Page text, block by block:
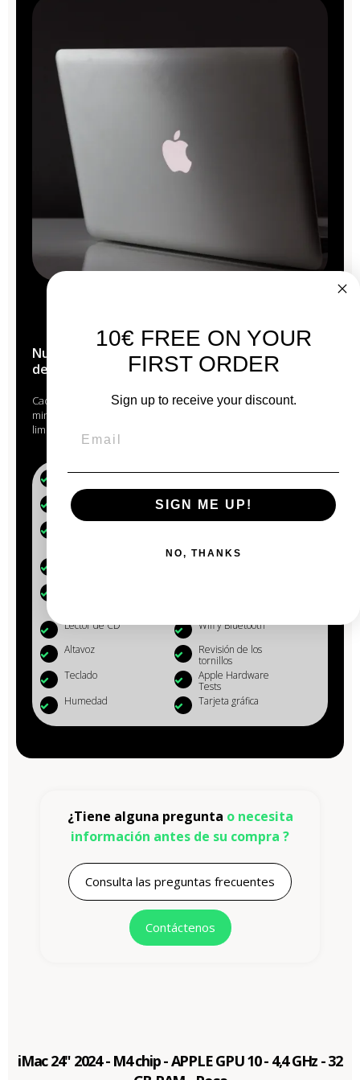
Nuestros Mac se reacondicionan en el corazón
del Anjou
Cada Mac que pasa por las manos de nuestros expertos está
minuciosamente estudiado, revisado, reacondicionado y
limpiado.
Batería (+80%)
Micrófono
Webcam
Reinstalación OS
X
Eliminación de
Desempolvado
componentes
Lector de CD
Wifi y Bluetooth
Altavoz
Revisión de los
tornillos
Teclado
Apple Hardware
Tests
Humedad
Tarjeta gráfica
¿Tiene alguna pregunta o necesita
información antes de su compra ?
Consulta las preguntas frecuentes
Contáctenos
iMac 24" 2024 - M4 chip - APPLE GPU 10 - 4,4 GHz - 32
10€ FREE ON YOUR
FIRST ORDER
Sign up to receive your discount.
SIGN ME UP!
NO, THANKS